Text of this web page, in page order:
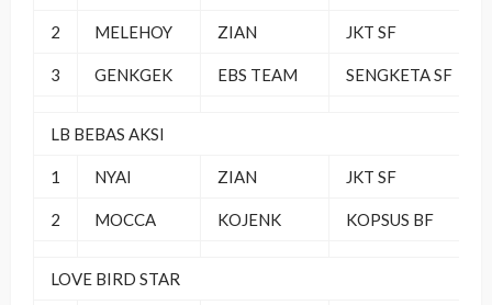
2 MELEHOY ZIAN JKT SF
3 GENKGEK EBS TEAM SENGKETA SF
LB BEBAS AKSI
1 NYAI ZIAN JKT SF
2 MOCCA KOJENK KOPSUS BF
LOVE BIRD STAR